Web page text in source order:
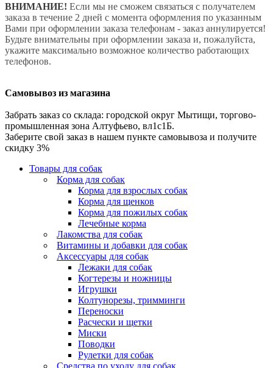
ВНИМАНИЕ! Если мы не сможем связаться с получателем
заказа в течение 2 дней с момента оформления по указанным
Вами при оформлении заказа телефонам - заказ аннулируется!
Будьте внимательны при оформлении заказа и, пожалуйста,
укажите максимально возможное количество работающих
телефонов.
Самовывоз из магазина
Забрать заказ со склада: городской округ Мытищи, торгово-
промышленная зона Алтуфьево, вл1с1Б.
Заберите свой заказ в нашем пункте самовывоза и получите
скидку 3%
Товары для собак
Корма для собак
Корма для взрослых собак
Корма для щенков
Корма для пожилых собак
Лечебные корма
Лакомства для собак
Витамины и добавки для собак
Аксессуары для собак
Лежаки для собак
Когтерезы и ножницы
Игрушки
Колтунорезы, тримминги
Переноски
Расчески и щетки
Миски
Поводки
Рулетки для собак
Средства по уходу для собак